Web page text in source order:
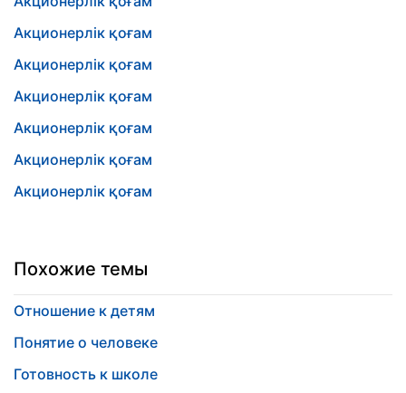
Акционерлік қоғам
Акционерлік қоғам
Акционерлік қоғам
Акционерлік қоғам
Акционерлік қоғам
Акционерлік қоғам
Похожие темы
Отношение к детям
Понятие о человеке
Готовность к школе